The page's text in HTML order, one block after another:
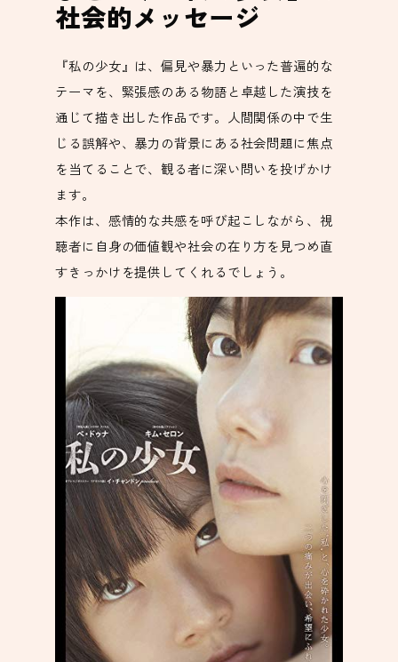
社会的メッセージ
『私の少女』は、偏見や暴力といった普遍的な
テーマを、緊張感のある物語と卓越した演技を
通じて描き出した作品です。人間関係の中で生
じる誤解や、暴力の背景にある社会問題に焦点
を当てることで、観る者に深い問いを投げかけ
ます。
本作は、感情的な共感を呼び起こしながら、視
聴者に自身の価値観や社会の在り方を見つめ直
すきっかけを提供してくれるでしょう。